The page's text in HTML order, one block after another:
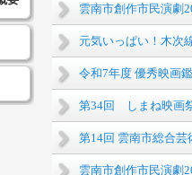
雲南市創作市民演劇
元気いっぱい！木次
令和7年度 優秀映画
第34回 しまね映画
第14回 雲南市総合芸
雲南市創作市民演